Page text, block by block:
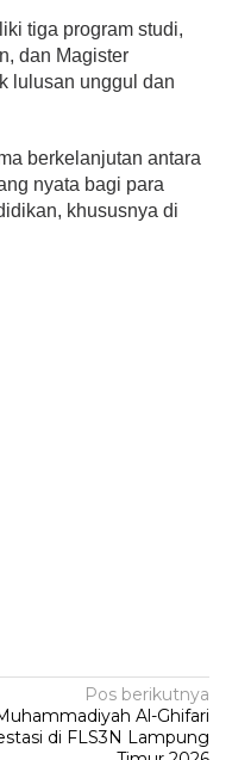
tiga program studi,
dan Magister
lulusan unggul dan
berkelanjutan antara
nyata bagi para
khususnya di
Pos berikutnya
Al-Ghifari
di FLS3N Lampung